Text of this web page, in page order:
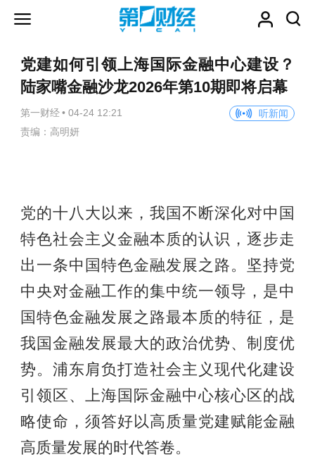
党建如何引领上海国际金融中心建设？
陆家嘴金融沙龙2026年第10期即将启幕
第一财经 • 04-24 12:21
听新闻
责编：高明妍
党的十八大以来，我国不断深化对中国
特色社会主义金融本质的认识，逐步走
出一条中国特色金融发展之路。坚持党
中央对金融工作的集中统一领导，是中
国特色金融发展之路最本质的特征，是
我国金融发展最大的政治优势、制度优
势。浦东肩负打造社会主义现代化建设
引领区、上海国际金融中心核心区的战
略使命，须答好以高质量党建赋能金融
高质量发展的时代答卷。